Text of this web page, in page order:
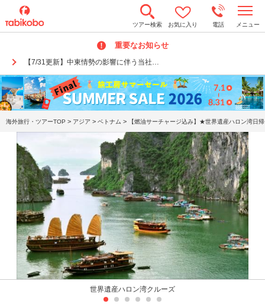
ツアー検索 お気に入り 電話 メニュー
重要なお知らせ
【7/31更新】中東情勢の影響に伴う当社…
o
n
a
v
i
g
a
t
i
o
n
海外旅行・ツアーTOP > アジア > ベトナム > 【燃油サーチャージ込み】★世界遺産ハロン湾日
世界遺産ハロン湾クルーズ